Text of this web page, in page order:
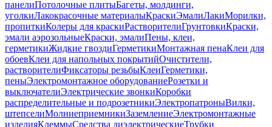
панелиПотолочные плитыБагеты, молдинги,
уголкиЛакокрасочные материалыКраскиЭмалиЛакиМорилки,
пропиткиКолеры для краскиРастворителиГрунтовкиКраски,
эмали аэрозольныеКраски, эмалиПены, клеи,
герметикиЖидкие гвоздиГерметикиМонтажная пенаКлеи для
обоевКлеи для напольных покрытийОчистители,
растворителиФиксаторы резьбыКлеиГерметики,
пеныЭлектромонтажное оборудованиеРозетки и
выключателиЭлектрические звонкиКоробки
распределительные и подрозетникиЭлектропатроныВилки,
штепселиМолниеприемникиЗаземлениеЭлектромонтажные
изделияКлеммыСредства диэлектрическиеТрубки